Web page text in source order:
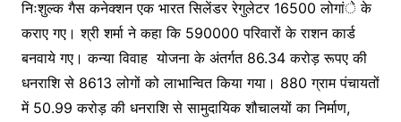
निःशुल्क गैस कनेक्शन एक भारत सिलेंडर रेगुलेटर 16500 लोगांे के
कराए गए। श्री शर्मा ने कहा कि 590000 परिवारों के राशन कार्ड
बनवाये गए। कन्या विवाह योजना के अंतर्गत 86.34 करोड़ रूपए की
धनराशि से 8613 लोगों को लाभान्वित किया गया। 880 ग्राम पंचायतों
में 50.99 करोड़ की धनराशि से सामुदायिक शौचालयों का निर्माण,